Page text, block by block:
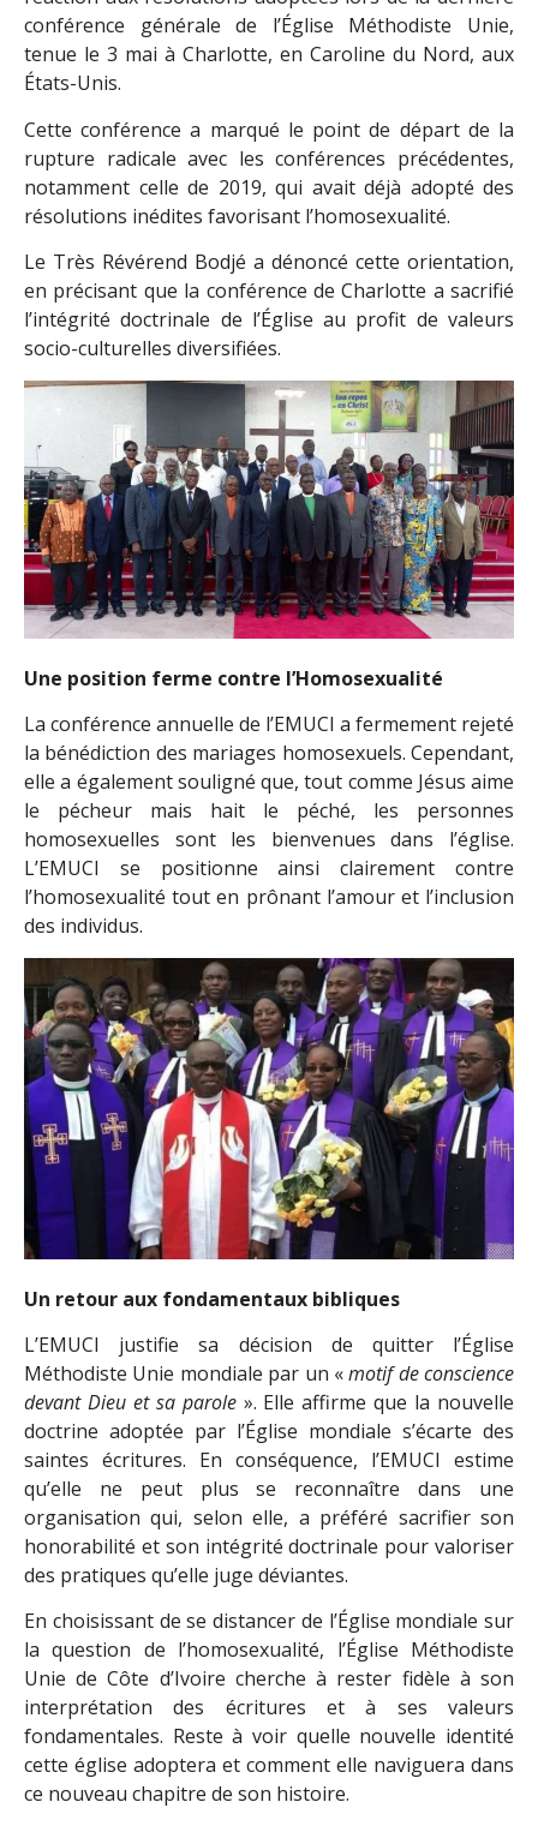
conférence générale de l’Église Méthodiste Unie,
tenue le 3 mai à Charlotte, en Caroline du Nord, aux
États-Unis.
Cette conférence a marqué le point de départ de la
rupture radicale avec les conférences précédentes,
notamment celle de 2019, qui avait déjà adopté des
résolutions inédites favorisant l’homosexualité.
Le Très Révérend Bodjé a dénoncé cette orientation,
en précisant que la conférence de Charlotte a sacrifié
l’intégrité doctrinale de l’Église au profit de valeurs
socio-culturelles diversifiées.
Une position ferme contre l’Homosexualité
La conférence annuelle de l’EMUCI a fermement rejeté
la bénédiction des mariages homosexuels. Cependant,
elle a également souligné que, tout comme Jésus aime
le pécheur mais hait le péché, les personnes
homosexuelles sont les bienvenues dans l’église.
L’EMUCI se positionne ainsi clairement contre
l’homosexualité tout en prônant l’amour et l’inclusion
des individus.
Un retour aux fondamentaux bibliques
L’EMUCI justifie sa décision de quitter l’Église
Méthodiste Unie mondiale par un «motif de conscience
devant Dieu et sa parole». Elle affirme que la nouvelle
doctrine adoptée par l’Église mondiale s’écarte des
saintes écritures. En conséquence, l’EMUCI estime
qu’elle ne peut plus se reconnaître dans une
organisation qui, selon elle, a préféré sacrifier son
honorabilité et son intégrité doctrinale pour valoriser
des pratiques qu’elle juge déviantes.
En choisissant de se distancer de l’Église mondiale sur
la question de l’homosexualité, l’Église Méthodiste
Unie de Côte d’Ivoire cherche à rester fidèle à son
interprétation des écritures et à ses valeurs
fondamentales. Reste à voir quelle nouvelle identité
cette église adoptera et comment elle naviguera dans
ce nouveau chapitre de son histoire.